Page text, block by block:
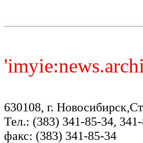
630108, г.
Тел.: (383) 341-85-34,
факс: (383) 341-85-34